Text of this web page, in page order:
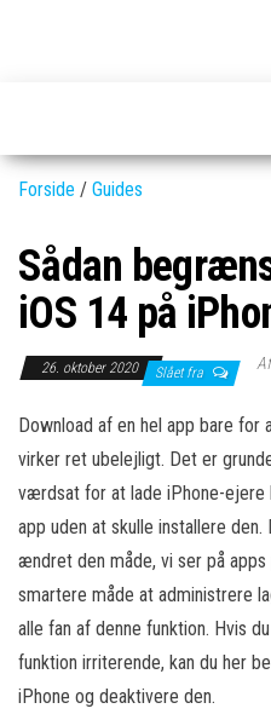
Forside / Guides
Sådan
iOS 14 på
26. oktober 2020 Slået fra Af
Download af en hel app bare for
virker ret ubelejligt. Det er
værdsat for at lade iPhone-ejere
app uden at skulle installere den.
ændret den måde, vi ser på apps
smartere måde at administrere
alle fan af denne funktion. Hvis
funktion irriterende, kan du her
iPhone og deaktivere den.